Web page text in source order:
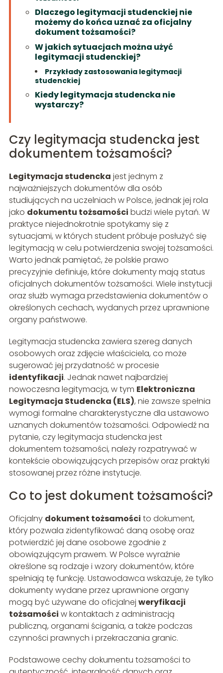
Dlaczego legitymacji studenckiej nie
możemy do końca uznać za oficjalny
dokument tożsamości?
W jakich sytuacjach można użyć
legitymacji studenckiej?
Przykłady zastosowania legitymacji
studenckiej
Kiedy legitymacja studencka nie
wystarczy?
Czy legitymacja studencka jest
dokumentem tożsamości?
Legitymacja studencka jest jednym z
najważniejszych dokumentów dla osób
studiujących na uczelniach w Polsce, jednak jej rola
jako dokumentu tożsamości budzi wiele pytań. W
praktyce niejednokrotnie spotykamy się z
sytuacjami, w których student próbuje posłużyć się
legitymacją w celu potwierdzenia swojej tożsamości.
Warto jednak pamiętać, że polskie prawo
precyzyjnie definiuje, które dokumenty mają status
oficjalnych dokumentów tożsamości. Wiele instytucji
oraz służb wymaga przedstawienia dokumentów o
określonych cechach, wydanych przez uprawnione
organy państwowe.
Legitymacja studencka zawiera szereg danych
osobowych oraz zdjęcie właściciela, co może
sugerować jej przydatność w procesie
identyfikacji. Jednak nawet najbardziej
nowoczesna legitymacja, w tym Elektroniczna
Legitymacja Studencka (ELS), nie zawsze spełnia
wymogi formalne charakterystyczne dla ustawowo
uznanych dokumentów tożsamości. Odpowiedź na
pytanie, czy legitymacja studencka jest
dokumentem tożsamości, należy rozpatrywać w
kontekście obowiązujących przepisów oraz praktyki
stosowanej przez różne instytucje.
Co to jest dokument tożsamości?
Oficjalny dokument tożsamości to dokument,
który pozwala zidentyfikować daną osobę oraz
potwierdzić jej dane osobowe zgodnie z
obowiązującym prawem. W Polsce wyraźnie
określone są rodzaje i wzory dokumentów, które
spełniają tę funkcję. Ustawodawca wskazuje, że tylko
dokumenty wydane przez uprawnione organy
mogą być używane do oficjalnej weryfikacji
tożsamości w kontaktach z administracją
publiczną, organami ścigania, a także podczas
czynności prawnych i przekraczania granic.
Podstawowe cechy dokumentu tożsamości to